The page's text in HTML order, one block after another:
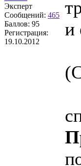
Эксперт
Сообщений: 465
Баллов: 95
Регистрация:
19.10.2012
и